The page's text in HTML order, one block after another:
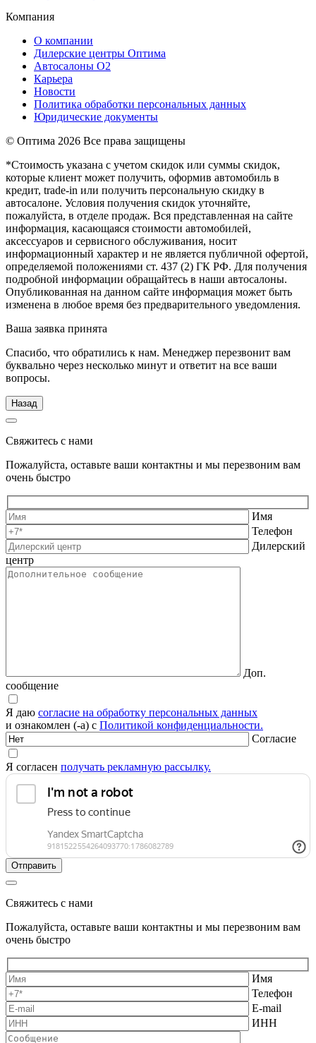
Компания
О компании
Дилерские центры Оптима
Автосалоны О2
Карьера
Новости
Политика обработки персональных данных
Юридические документы
© Оптима 2026 Все права защищены
*Стоимость указана с учетом скидок или суммы скидок,
которые клиент может получить, оформив автомобиль в
кредит, trade-in или получить персональную скидку в
автосалоне. Условия получения скидок уточняйте,
пожалуйста, в отделе продаж. Вся представленная на сайте
информация, касающаяся стоимости автомобилей,
аксессуаров и сервисного обслуживания, носит
информационный характер и не является публичной офертой,
определяемой положениями ст. 437 (2) ГК РФ. Для получения
подробной информации обращайтесь в наши автосалоны.
Опубликованная на данном сайте информация может быть
изменена в любое время без предварительного уведомления.
Ваша заявка принята
Спасибо, что обратились к нам. Менеджер перезвонит вам
буквально через несколько минут и ответит на все ваши
вопросы.
Назад
Свяжитесь с нами
Пожалуйста, оставьте ваши контактны и мы перезвоним вам
очень быстро
Имя
Телефон
Дилерский
центр
Доп.
сообщение
Я даю согласие на обработку персональных данных
и ознакомлен (-а) с Политикой конфиденциальности.
Согласие
Я согласен получать рекламную рассылку.
Свяжитесь с нами
Пожалуйста, оставьте ваши контактны и мы перезвоним вам
очень быстро
Имя
Телефон
E-mail
ИНН